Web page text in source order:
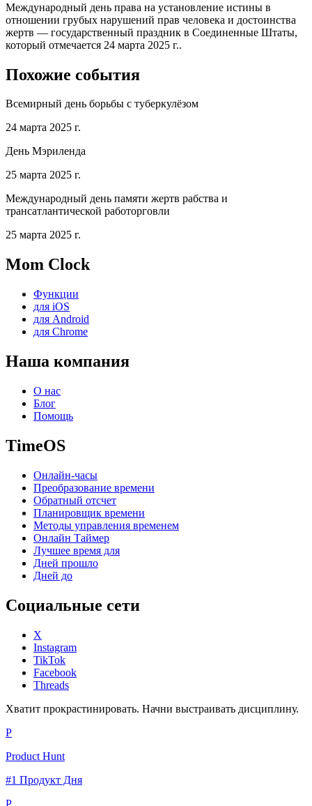
Международный день права на установление истины в
отношении грубых нарушений прав человека и достоинства
жертв — государственный праздник в Соединенные Штаты,
который отмечается 24 марта 2025 г..
Похожие события
Всемирный день борьбы с туберкулёзом
24 марта 2025 г.
День Мэриленда
25 марта 2025 г.
Международный день памяти жертв рабства и
трансатлантической работорговли
25 марта 2025 г.
Mom Clock
Функции
для iOS
для Android
для Chrome
Наша компания
О нас
Блог
Помощь
TimeOS
Онлайн-часы
Преобразование времени
Обратный отсчет
Планировщик времени
Методы управления временем
Онлайн Таймер
Лучшее время для
Дней прошло
Дней до
Социальные сети
X
Instagram
TikTok
Facebook
Threads
Хватит прокрастинировать. Начни выстраивать дисциплину.
P
Product Hunt
#1 Продукт Дня
P